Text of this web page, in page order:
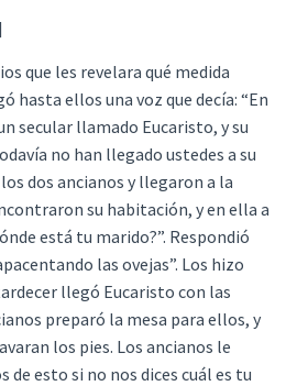
que les revelara qué medida
hasta ellos una voz que decía: “En
secular llamado Eucaristo, y su
no han llegado ustedes a su
dos ancianos y llegaron a la
su habitación, y en ella a
está tu marido?”. Respondió
las ovejas”. Los hizo
llegó Eucaristo con las
preparó la mesa para ellos, y
los pies. Los ancianos le
de esto si no nos dices cuál es tu